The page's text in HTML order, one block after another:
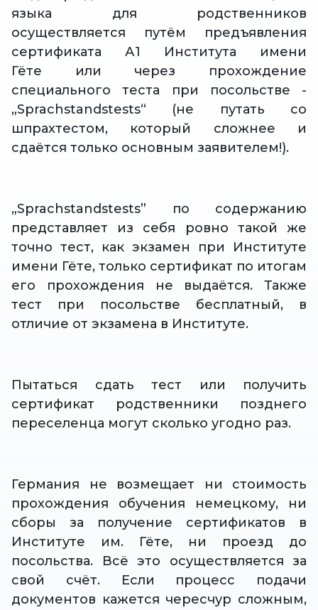
языка для родственников
осуществляется путём предъявления
сертификата А1 Института имени
Гёте или через прохождение
специального теста при посольстве -
„Sprachstandstests“ (не путать со
шпрахтестом, который сложнее и
сдаётся только основным заявителем!).
„Sprachstandstests” по содержанию
представляет из себя ровно такой же
точно тест, как экзамен при Институте
имени Гёте, только сертификат по итогам
его прохождения не выдаётся. Также
тест при посольстве бесплатный, в
отличие от экзамена в Институте.
Пытаться сдать тест или получить
сертификат родственники позднего
переселенца могут сколько угодно раз.
Германия не возмещает ни стоимость
прохождения обучения немецкому, ни
сборы за получение сертификатов в
Институте им. Гёте, ни проезд до
посольства. Всё это осуществляется за
свой счёт. Если процесс подачи
документов кажется чересчур сложным,